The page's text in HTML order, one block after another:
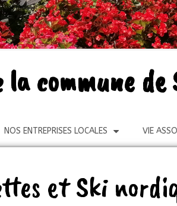
commune
NOS ENTREPRISES LOCALES VIE
et Ski